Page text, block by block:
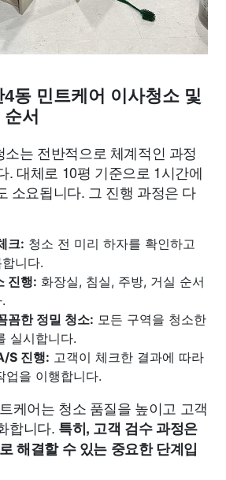
동 민트케어 이사청소 및
서
는 전반적으로 체계적인 과정
. 대체로 10평 기준으로 1시간에
소요됩니다. 그 진행 과정은 다
크: 청소 전 미리 하자를 확인하고
니다.
진행: 화장실, 침실, 주방, 거실 순서
꼼한 정밀 청소: 모든 구역을 청소한
실시합니다.
S 진행: 고객이 체크한 결과에 따라
업을 이행합니다.
케어는 청소 품질을 높이고 고객
합니다. 특히, 고객 검수 과정은
해결할 수 있는 중요한 단계입